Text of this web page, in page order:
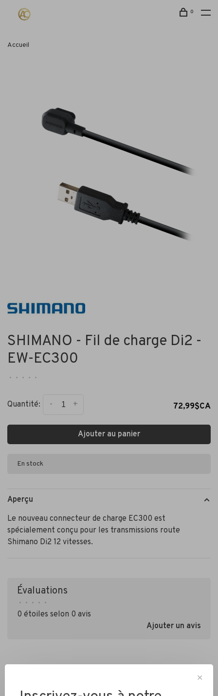
0
Accueil
SHIMANO - Fil de charge Di2 -
EW-EC300
• • • • •
Quantité: +
- 72,99$CA
Ajouter au panier
En stock
Aperçu
Le nouveau connecteur de charge EC300 est
spécialement conçu pour les transmissions route
Shimano Di2 12 vitesses.
Évaluations
• • • • •
0 étoiles selon 0 avis
Ajouter un avis
✕